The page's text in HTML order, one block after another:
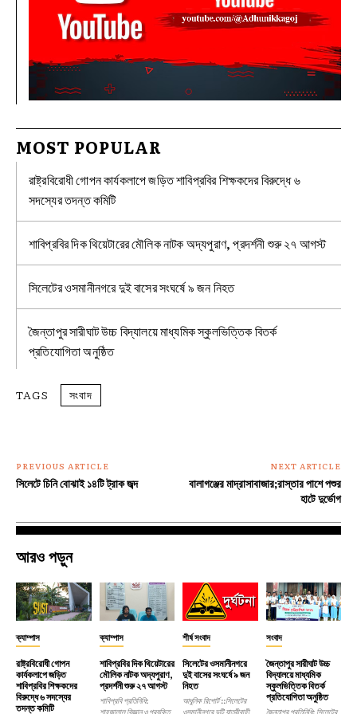
MOST POPULAR
রাষ্ট্রবিরোধী গোপন কার্যকলাপে জড়িত শাবিপ্রবির শিক্ষকদের বিরুদ্ধে ৬
সদস্যের তদন্ত কমিটি
শাবিপ্রবির দিক থিয়েটারের মৌলিক নাটক অদ্যপুরাণ, প্রদর্শনী শুরু ২৭ আগস্ট
সিলেটের ওসমানীনগরে দুই বাসের সংঘর্ষে ৯ জন নিহত
জৈন্তাপুর সারীঘাট উচ্চ বিদ্যালয়ে মাধ্যমিক স্কুলভিত্তিক বিতর্ক
প্রতিযোগিতা অনুষ্ঠিত
TAGS সংবাদ
PREVIOUS ARTICLE
সিলেটে চিনি বোঝাই ১৪টি ট্রাক জব্দ
NEXT ARTICLE
বালাগঞ্জের মাদ্রাসাবাজার;রাস্তার পাশে পশুর
হাটে দুর্ভোগ
আরও পড়ুন
ক্যাম্পাস
রাষ্ট্রবিরোধী গোপন
কার্যকলাপে জড়িত
শাবিপ্রবির শিক্ষকদের
বিরুদ্ধে ৬ সদস্যের
তদন্ত কমিটি
ক্যাম্পাস
শাবিপ্রবির দিক থিয়েটারের
মৌলিক নাটক অদ্যপুরাণ,
প্রদর্শনী শুরু ২৭ আগস্ট
শাবিপ্রবি প্রতিনিধি:
শাহজালাল বিজ্ঞান ও প্রযুক্তি
শীর্ষ সংবাদ
সিলেটের ওসমানীনগরে
দুই বাসের সংঘর্ষে ৯ জন
নিহত
আধুনিক রিপোর্ট ::সিলেটের
ওসমানীনগরে দুটি যাত্রীবাহী
সংবাদ
জৈন্তাপুর সারীঘাট উচ্চ
বিদ্যালয়ে মাধ্যমিক
স্কুলভিত্তিক বিতর্ক
প্রতিযোগিতা অনুষ্ঠিত
জৈন্তাপুর প্রতিনিধি: সিলেটের